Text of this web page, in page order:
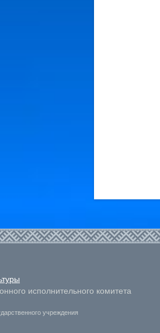
исполнительного комитета
учреждения